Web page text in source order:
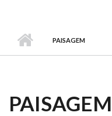
PAISAGEM
PAISAGEM